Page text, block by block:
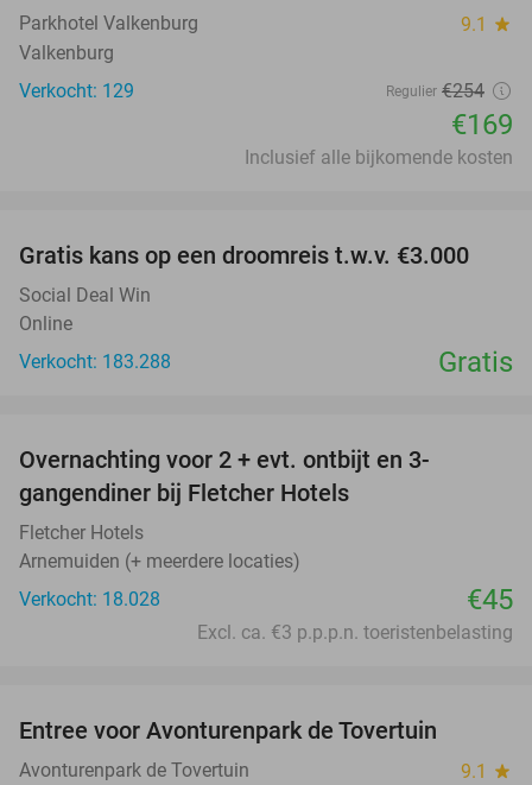
Parkhotel Valkenburg 9.1 star
Valkenburg
Verkocht: 129
Regulier €254
€169
Inclusief alle bijkomende kosten
Gratis kans op een droomreis t.w.v. €3.000
Social Deal Win
Online
Verkocht: 183.288
Gratis
Overnachting voor 2 + evt. ontbijt en 3-
gangendiner bij Fletcher Hotels
Fletcher Hotels
Arnemuiden (+ meerdere locaties)
Verkocht: 18.028
€45
Excl. ca. €3 p.p.p.n. toeristenbelasting
Entree voor Avonturenpark de Tovertuin
Avonturenpark de Tovertuin 9.1 star